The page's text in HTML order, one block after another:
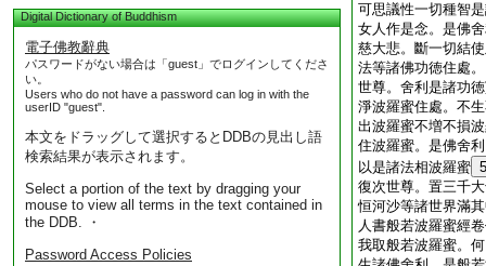
Digital Dictionary of Buddhism
電子佛教辭典
パスワードがない場合は「guest」でログインしてくださ
い。
Users who do not have a password can log in with the
userID "guest".
本文をドラッグして選択するとDDBの見出し語
検索結果が表示されます。
Select a portion of the text by dragging your
mouse to view all terms in the text contained in
the DDB. ・
Password Access Policies
可思議性一切種智
女人作是念。是佛
慈大悲。斷一切結
法等諸佛功徳住處
世尊。舍利是諸功
淨波羅蜜住處。不
出波羅蜜不増不損
住波羅蜜。是佛舍
以是諸法相波羅蜜 5
復次世尊。置三千
恒河沙等諸世界滿
人書般若波羅蜜經
我取般若波羅蜜。